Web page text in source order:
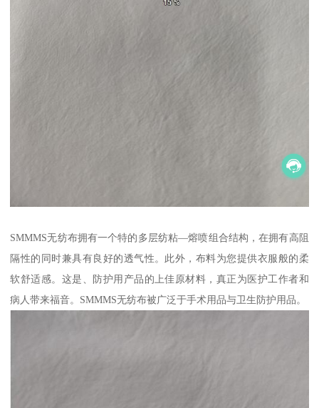
SMMMS无纺布拥有一个特的多层纺粘—熔喷组合结构，在拥有高阻
隔性的同时兼具有良好的透气性。此外，布料为您提供衣服般的柔
软舒适感。这是、防护用产品的上佳原材料，真正为医护工作者和
病人带来福音。SMMMS无纺布被广泛于手术用品与卫生防护用品。